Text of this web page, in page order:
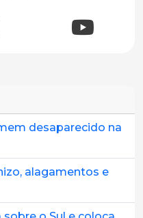
desaparecido na
alagamentos e